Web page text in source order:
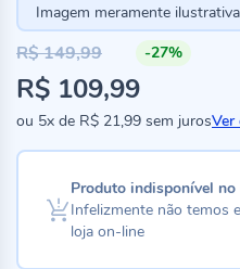
Imagem meramente ilustrativa
-27%
Preço
especial
R$ 109,99
R$ 149,99
ou 5x de R$ 21,99 sem jurosVer
Produto indisponível no
Infelizmente não temos
loja on-line